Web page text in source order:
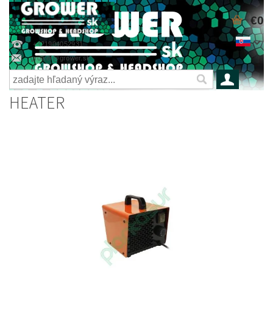
+421904052931
grower@grower.sk
€0
HEATER